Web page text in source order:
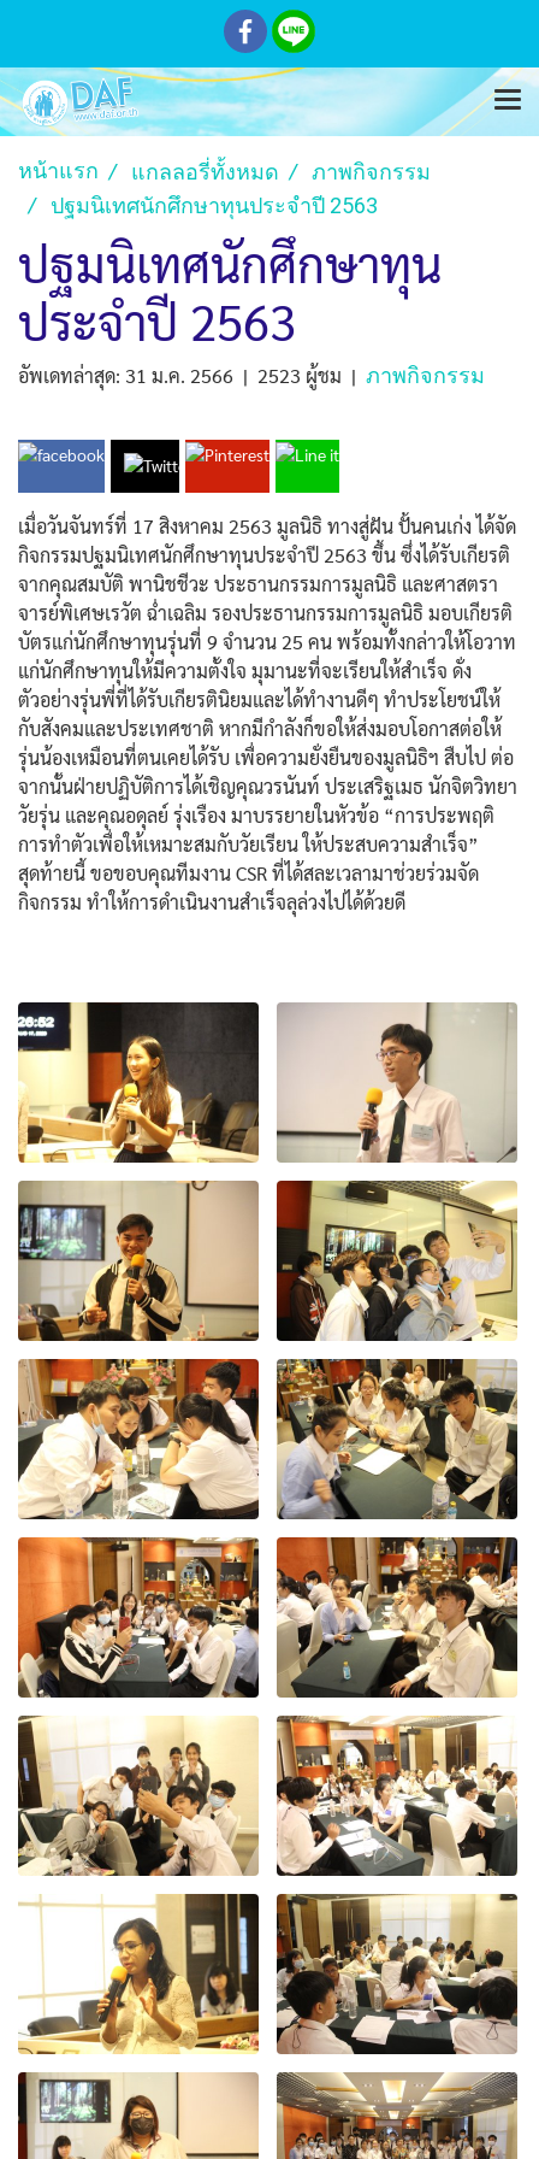
หน้าแรก แกลลอรี่ทั้งหมด
ภาพกิจกรรม
ปฐมนิเทศนักศึกษาทุนประจำปี 2563
ปฐมนิเทศนักศึกษาทุน
ประจำปี 2563
อัพเดทล่าสุด: 31 ม.ค. 2566 | 2523 ผู้ชม | ภาพกิจกรรม
เมื่อวันจันทร์ที่ 17 สิงหาคม 2563 มูลนิธิ ทางสู่ฝัน ปั้นคนเก่ง ได้จัด
กิจกรรมปฐมนิเทศนักศึกษาทุนประจำปี 2563 ขึ้น ซึ่งได้รับเกียรติ
จากคุณสมบัติ พานิชชีวะ ประธานกรรมการมูลนิธิ และศาสตรา
จารย์พิเศษเรวัต ฉ่ำเฉลิม รองประธานกรรมการมูลนิธิ มอบเกียรติ
บัตรแก่นักศึกษาทุนรุ่นที่ 9 จำนวน 25 คน พร้อมทั้งกล่าวให้โอวาท
แก่นักศึกษาทุนให้มีความตั้งใจ มุมานะที่จะเรียนให้สำเร็จ ดั่ง
ตัวอย่างรุ่นพี่ที่ได้รับเกียรตินิยมและได้ทำงานดีๆ ทำประโยชน์ให้
กับสังคมและประเทศชาติ หากมีกำลังก็ขอให้ส่งมอบโอกาสต่อให้
รุ่นน้องเหมือนที่ตนเคยได้รับ เพื่อความยั่งยืนของมูลนิธิฯ สืบไป ต่อ
จากนั้นฝ่ายปฏิบัติการได้เชิญคุณวรนันท์ ประเสริฐเมธ นักจิตวิทยา
วัยรุ่น และคุณอดุลย์ รุ่งเรือง มาบรรยายในหัวข้อ “การประพฤติ
การทำตัวเพื่อให้เหมาะสมกับวัยเรียน ให้ประสบความสำเร็จ”
สุดท้ายนี้ ขอขอบคุณทีมงาน CSR ที่ได้สละเวลามาช่วยร่วมจัด
กิจกรรม ทำให้การดำเนินงานสำเร็จลุล่วงไปได้ด้วยดี